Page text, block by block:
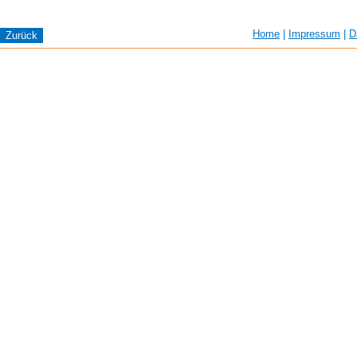
Home Impressum